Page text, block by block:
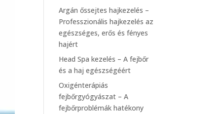
Argán őssejtes hajkezelés –
Professzionális hajkezelés az
egészséges, erős és fényes
hajért
Head Spa kezelés – A fejbőr
és a haj egészségéért
Oxigénterápiás
fejbőrgyógyászat – A
fejbőrproblémák hatékony